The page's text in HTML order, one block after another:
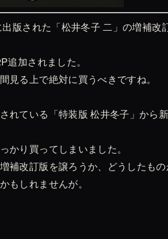
版された「松井冬子 二」の増補改
加されました。
る上で絶対に買うべきですね。
れている「特装版 松井冬子」から
かり買ってしまいました。
補改訂版を譲ろうか、どうしたも
もしれませんが。